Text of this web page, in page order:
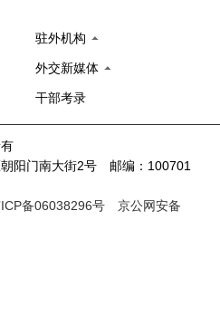
驻外机构
外交新媒体
干部考录
阳门南大街2号 邮编：100701
备06038296号
京公网安备